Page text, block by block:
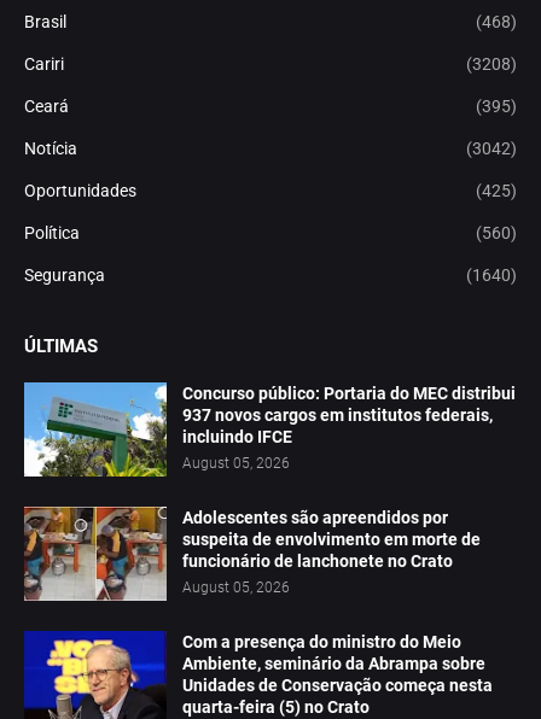
Brasil (468)
Cariri (3208)
Ceará (395)
Notícia (3042)
Oportunidades (425)
Política (560)
Segurança (1640)
ÚLTIMAS
Concurso público: Portaria do MEC distribui
937 novos cargos em institutos federais,
incluindo IFCE
August 05, 2026
Adolescentes são apreendidos por
suspeita de envolvimento em morte de
funcionário de lanchonete no Crato
August 05, 2026
Com a presença do ministro do Meio
Ambiente, seminário da Abrampa sobre
Unidades de Conservação começa nesta
quarta-feira (5) no Crato